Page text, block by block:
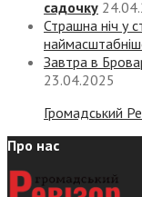
садочку
Страшна ніч у
Завтра в
23.04.2025
Громадський
Про нас